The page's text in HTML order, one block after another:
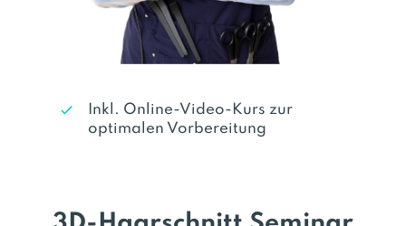
Inkl. Online-Video-Kurs zur
optimalen Vorbereitung